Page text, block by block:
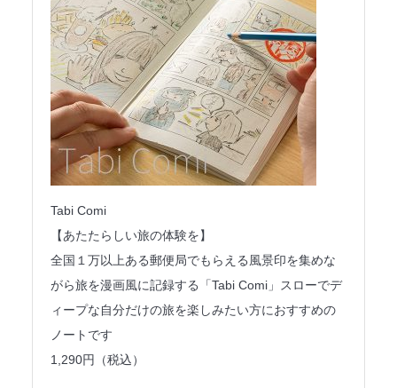
Tabi Comi
【あたたらしい旅の体験を】
全国１万以上ある郵便局でもらえる風景印を集めな
がら旅を漫画風に記録する「Tabi Comi」スローでデ
ィープな自分だけの旅を楽しみたい方におすすめの
ノートです
1,290円（税込）